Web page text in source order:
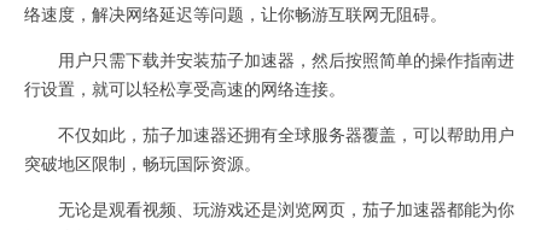
络速度，解决网络延迟等问题，让你畅游互联网无阻碍。
用户只需下载并安装茄子加速器，然后按照简单的操作指南进
行设置，就可以轻松享受高速的网络连接。
不仅如此，茄子加速器还拥有全球服务器覆盖，可以帮助用户
突破地区限制，畅玩国际资源。
无论是观看视频、玩游戏还是浏览网页，茄子加速器都能为你